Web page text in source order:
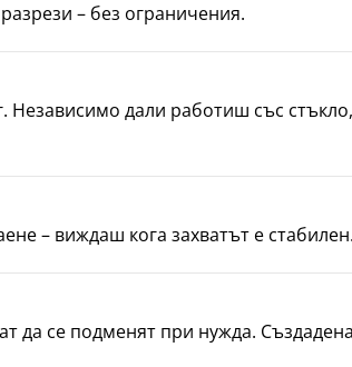
– без ограничения.
Независимо дали работиш със
– виждаш кога захватът е стабилен.
да се подменят при нужда.